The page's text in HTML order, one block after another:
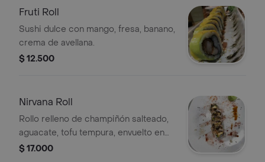
Fruti Roll
Sushi dulce con mango, fresa, banano,
crema de avellana.
$ 12.500
Nirvana Roll
Rollo relleno de champiñón salteado,
aguacate, tofu tempura, envuelto en
ajonjolí, con toppig de chimichurri,
$ 17.000